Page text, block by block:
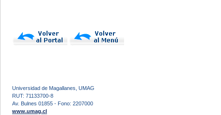
Universidad de Magallanes, UMAG
RUT: 71133700-8
Av. Bulnes 01855 - Fono: 2207000
www.umag.cl